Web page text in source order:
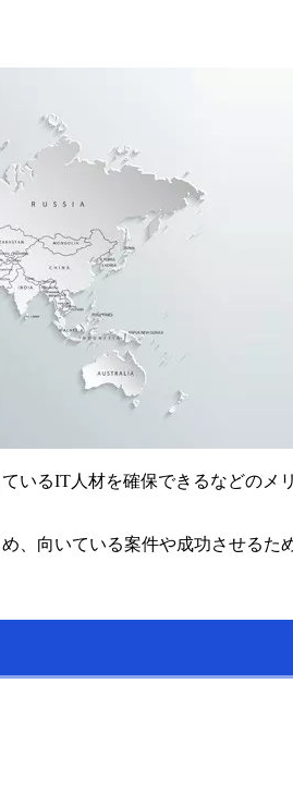
いるIT人材を確保できるなどの
、向いている案件や成功させる